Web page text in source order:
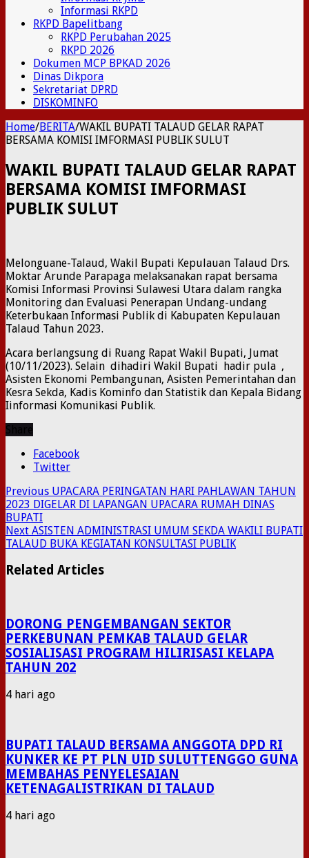
Informasi RKPD
RKPD Bapelitbang
RKPD Perubahan 2025
RKPD 2026
Dokumen MCP BPKAD 2026
Dinas Dikpora
Sekretariat DPRD
DISKOMINFO
Home/BERITA/WAKIL BUPATI TALAUD GELAR RAPAT
BERSAMA KOMISI IMFORMASI PUBLIK SULUT
WAKIL BUPATI TALAUD GELAR RAPAT
BERSAMA KOMISI IMFORMASI
PUBLIK SULUT
Melonguane-Talaud, Wakil Bupati Kepulauan Talaud Drs.
Moktar Arunde Parapaga melaksanakan rapat bersama
Komisi Informasi Provinsi Sulawesi Utara dalam rangka
Monitoring dan Evaluasi Penerapan Undang-undang
Keterbukaan Informasi Publik di Kabupaten Kepulauan
Talaud Tahun 2023.
Acara berlangsung di Ruang Rapat Wakil Bupati, Jumat
(10/11/2023). Selain dihadiri Wakil Bupati hadir pula ,
Asisten Ekonomi Pembangunan, Asisten Pemerintahan dan
Kesra Sekda, Kadis Kominfo dan Statistik dan Kepala Bidang
Iinformasi Komunikasi Publik.
Facebook
Twitter
Previous UPACARA PERINGATAN HARI PAHLAWAN TAHUN
2023 DIGELAR DI LAPANGAN UPACARA RUMAH DINAS
BUPATI
Next ASISTEN ADMINISTRASI UMUM SEKDA WAKILI BUPATI
TALAUD BUKA KEGIATAN KONSULTASI PUBLIK
Related Articles
DORONG PENGEMBANGAN SEKTOR
PERKEBUNAN PEMKAB TALAUD GELAR
SOSIALISASI PROGRAM HILIRISASI KELAPA
TAHUN 202
4 hari ago
BUPATI TALAUD BERSAMA ANGGOTA DPD RI
KUNKER KE PT PLN UID SULUTTENGGO GUNA
MEMBAHAS PENYELESAIAN
KETENAGALISTRIKAN DI TALAUD
4 hari ago